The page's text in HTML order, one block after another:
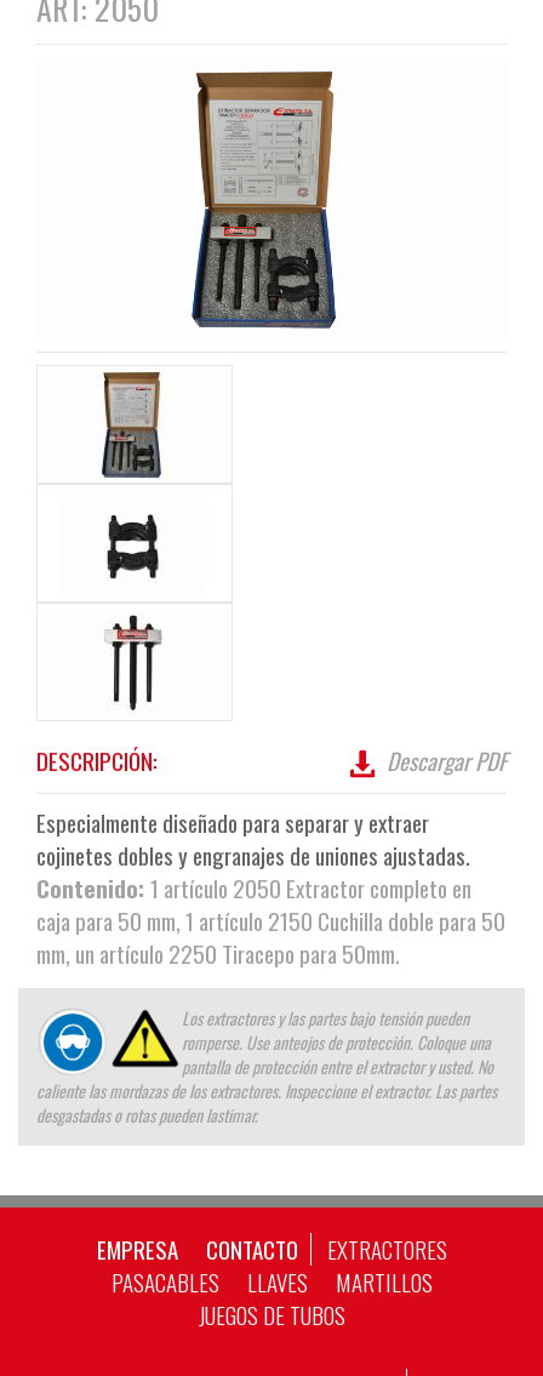
DESCRIPCIÓN:
Descargar PDF
Especialmente diseñado para separar y extraer
cojinetes dobles y engranajes de uniones ajustadas.
Contenido: 1 artículo 2050 Extractor completo en
caja para 50 mm, 1 artículo 2150 Cuchilla doble para 50
mm, un artículo 2250 Tiracepo para 50mm.
Los extractores y las partes bajo tensión pueden
romperse. Use anteojos de protección. Coloque una
pantalla de protección entre el extractor y usted. No
caliente las mordazas de los extractores. Inspeccione el extractor. Las partes
desgastadas o rotas pueden lastimar.
EMPRESA CONTACTO
EXTRACTORES
PASACABLES
LLAVES
MARTILLOS
JUEGOS DE TUBOS